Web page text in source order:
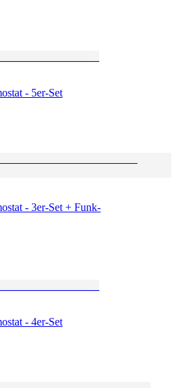
- 5er-Set
- 3er-Set + Funk-
- 4er-Set